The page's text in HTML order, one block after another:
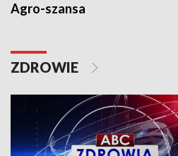
Agro-szansa
ZDROWIE